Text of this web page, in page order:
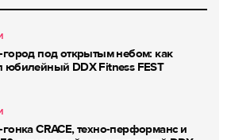
город под открытым небом: как
юбилейный DDX Fitness FEST
CRACE, техно-перформанс и